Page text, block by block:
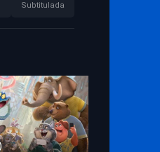
Subtitulada